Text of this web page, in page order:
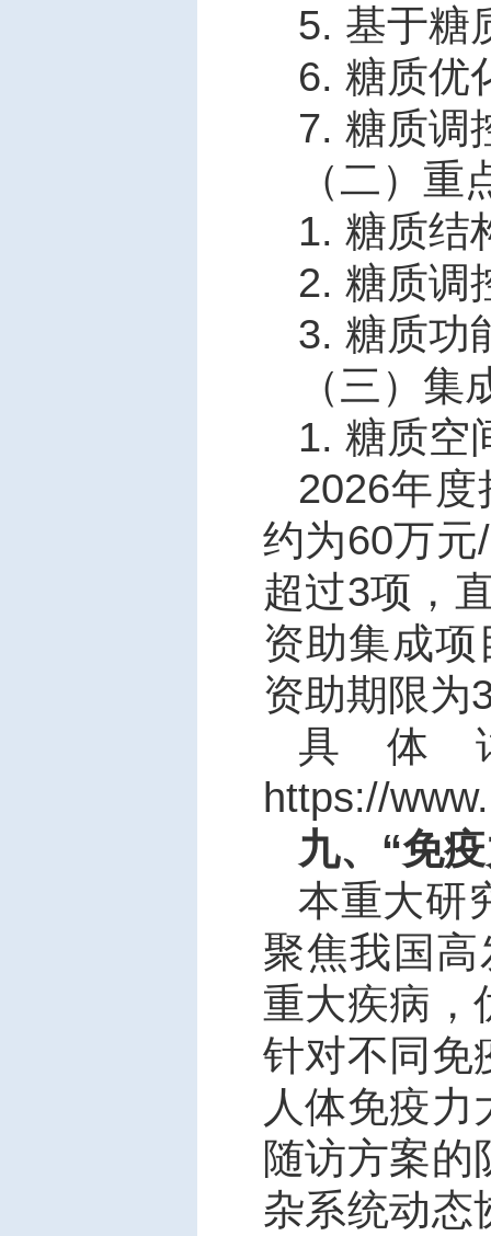
5. 基于糖
6. 糖质优
7. 糖质调
（二）
1. 糖质结
2. 糖质调
3. 糖质功
（三）集
1. 糖质空
2026年度
约为60万元/
超过3项，
资助集成
资助期限为
具体
https://
九、“免
本重大研
聚焦我国高
重大疾病，
针对不同免
人体免疫
随访方案的
杂系统动态